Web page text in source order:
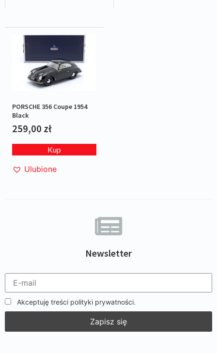
Newsletter
Akceptuję treści polityki prywatności.
PORSCHE 356 Coupe 1954
Black
259,00 zł
Kup
Ulubione